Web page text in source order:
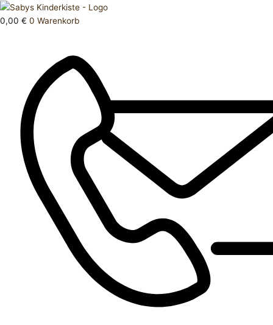
Zum
Inhalt
0,00 € 0 Warenkorb
Products
search
Schuhe
37